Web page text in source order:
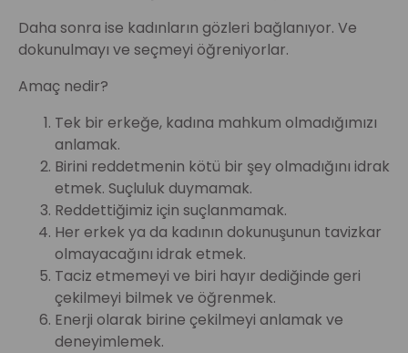
Daha sonra ise kadınların gözleri bağlanıyor. Ve
dokunulmayı ve seçmeyi öğreniyorlar.
Amaç nedir?
Tek bir erkeğe, kadına mahkum olmadığımızı
anlamak.
Birini reddetmenin kötü bir şey olmadığını idrak
etmek. Suçluluk duymamak.
Reddettiğimiz için suçlanmamak.
Her erkek ya da kadının dokunuşunun tavizkar
olmayacağını idrak etmek.
Taciz etmemeyi ve biri hayır dediğinde geri
çekilmeyi bilmek ve öğrenmek.
Enerji olarak birine çekilmeyi anlamak ve
deneyimlemek.